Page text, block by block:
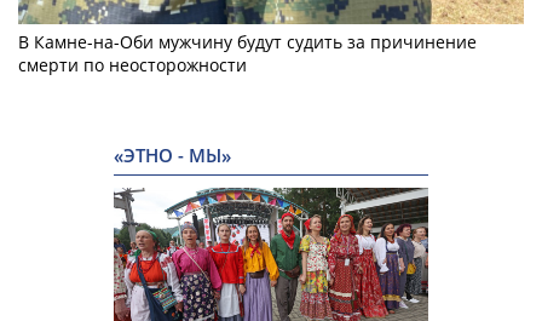
В Камне-на-Оби мужчину будут судить за причинение
смерти по неосторожности
«ЭТНО - МЫ»